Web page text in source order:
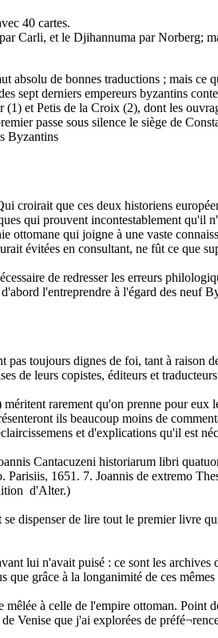
40 cartes.
et le Djihannuma par Norberg;
de bonnes traductions ; mais
sept derniers empereurs byzantins
et Petis de la Croix (2), dont les
passe sous silence le siège de
Byzantins
croirait que ces deux historiens
qui prouvent incontestablement qu'il
qui joigne à une vaste
évitées en consultant, ne fût ce que
de redresser les erreurs
l'entreprendre à l'égard des neuf
toujours dignes de foi, tant à raison
de leurs copistes, éditeurs et
rarement qu'on prenne pour eux
ils beaucoup moins de
et d'explications qu'il est
Cantacuzeni historiarum libri
1651. 7. Joannis de extremo
d'Alter.)
dispenser de lire tout le premier livre
lui n'avait puisé : ce sont les
que grâce à la longanimité de ces mêmes
à celle de l'empire ottoman. Point
que j'ai explorées de